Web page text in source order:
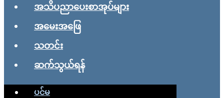
အသိပညာပေးစာအုပ်များ
အမေးအဖြေ
သတင်း
ဆက်သွယ်ရန်
ပင်မ